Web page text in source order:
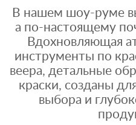
В нашем шоу-руме
а по-настоящему
Вдохновляющая
инструменты по
веера, детальные
краски, созданы
выбора и